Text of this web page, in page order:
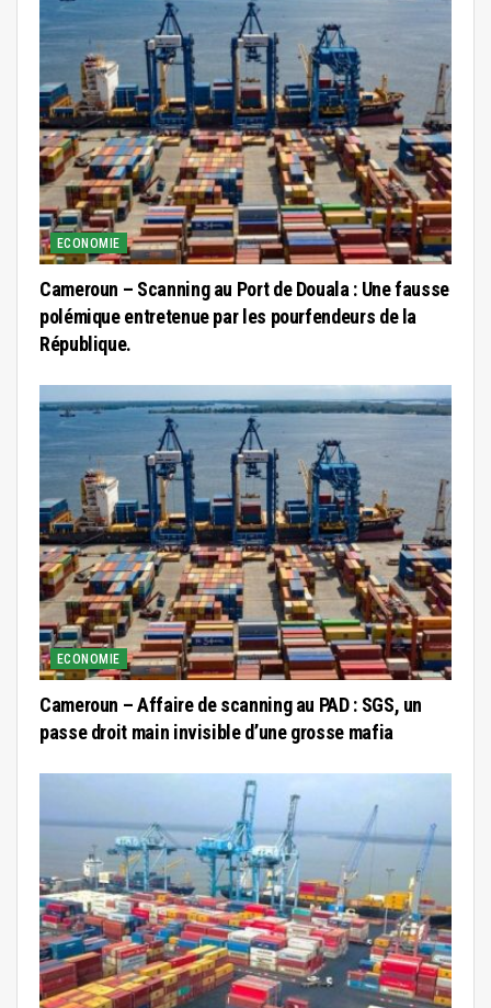
ECONOMIE
Cameroun – Scanning au Port de Douala : Une fausse
polémique entretenue par les pourfendeurs de la
République.
ECONOMIE
Cameroun – Affaire de scanning au PAD : SGS, un
passe droit main invisible d’une grosse mafia